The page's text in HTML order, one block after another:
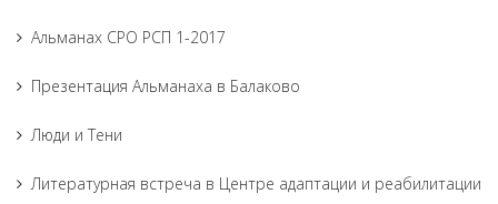
Альманах СРО РСП 1-2017
Презентация Альманаха в Балаково
Люди и Тени
Литературная встреча в Центре адаптации и реабилитации